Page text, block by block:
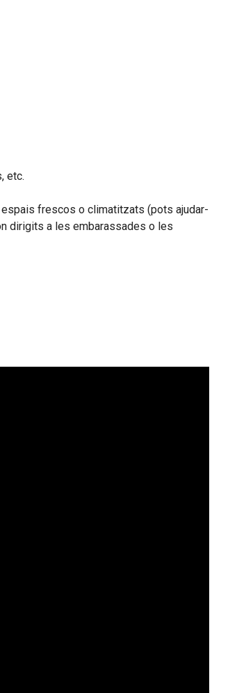
etc.
espais frescos o climatitzats (pots ajudar-
dirigits a les embarassades o les